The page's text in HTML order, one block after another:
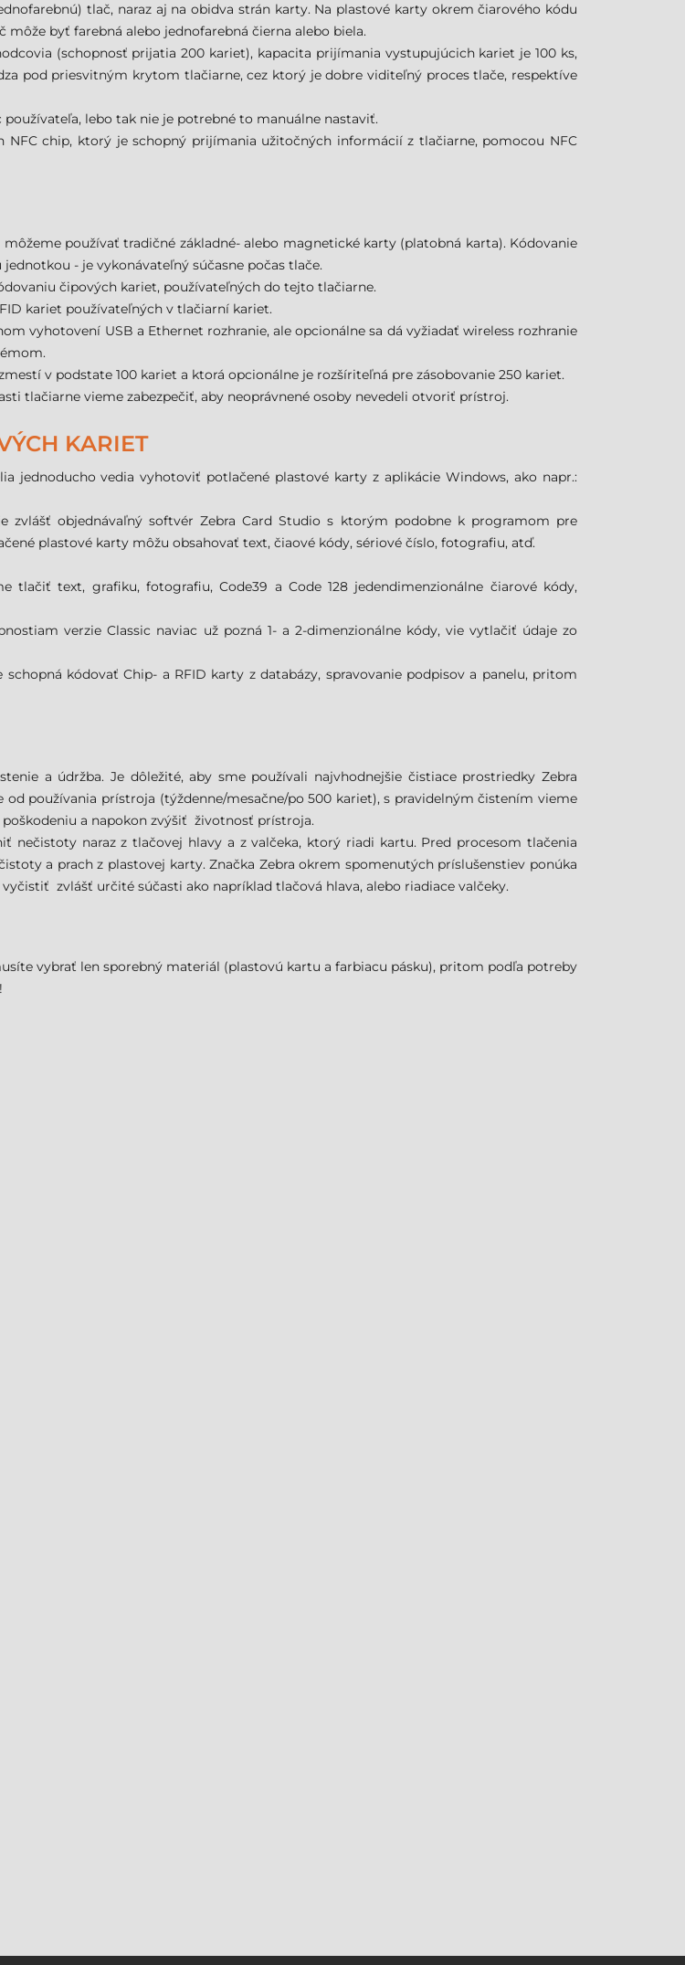
tlač, naraz aj na obidva strán karty. Na plastové karty okrem čiarového kódu
byť farebná alebo jednofarebná čierna alebo biela.
(schopnosť prijatia 200 kariet), kapacita prijímania vystupujúcich kariet je 100 ks,
pod priesvitným krytom tlačiarne, cez ktorý je dobre viditeľný proces tlače, respektíve
lebo tak nie je potrebné to manuálne nastaviť.
chip, ktorý je schopný prijímania užitočných informácií z tlačiarne, pomocou NFC
používať tradičné základné- alebo magnetické karty (platobná karta). Kódovanie
- je vykonávateľný súčasne počas tlače.
čipových kariet, používateľných do tejto tlačiarne.
kariet používateľných v tlačiarní kariet.
vyhotovení USB a Ethernet rozhranie, ale opcionálne sa dá vyžiadať wireless rozhranie
v podstate 100 kariet a ktorá opcionálne je rozšíriteľná pre zásobovanie 250 kariet.
tlačiarne vieme zabezpečiť, aby neoprávnené osoby nevedeli otvoriť prístroj.
KARIET
jednoducho vedia vyhotoviť potlačené plastové karty z aplikácie Windows, ako napr.:
zvlášť objednávaľný softvér Zebra Card Studio s ktorým podobne k programom pre
plastové karty môžu obsahovať text, čiaové kódy, sériové číslo, fotografiu, atď.
tlačiť text, grafiku, fotografiu, Code39 a Code 128 jedendimenzionálne čiarové kódy,
verzie Classic naviac už pozná 1- a 2-dimenzionálne kódy, vie vytlačiť údaje zo
schopná kódovať Chip- a RFID karty z databázy, spravovanie podpisov a panelu, pritom
a údržba. Je dôležité, aby sme používali najvhodnejšie čistiace prostriedky Zebra
používania prístroja (týždenne/mesačne/po 500 kariet), s pravidelným čistením vieme
a napokon zvýšiť životnosť prístroja.
nečistoty naraz z tlačovej hlavy a z valčeka, ktorý riadi kartu. Pred procesom tlačenia
a prach z plastovej karty. Značka Zebra okrem spomenutých príslušenstiev ponúka
zvlášť určité súčasti ako napríklad tlačová hlava, alebo riadiace valčeky.
vybrať len sporebný materiál (plastovú kartu a farbiacu pásku), pritom podľa potreby